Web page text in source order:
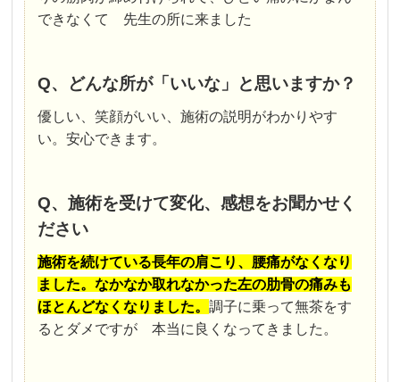
できなくて 先生の所に来ました
Q、どんな所が「いいな」と思いますか？
優しい、笑顔がいい、施術の説明がわかりやす
い。安心できます。
Q、施術を受けて変化、感想をお聞かせく
ださい
施術を続けている長年の肩こり、腰痛がなくなり
ました。なかなか取れなかった左の肋骨の痛みも
ほとんどなくなりました。調子に乗って無茶をす
るとダメですが 本当に良くなってきました。